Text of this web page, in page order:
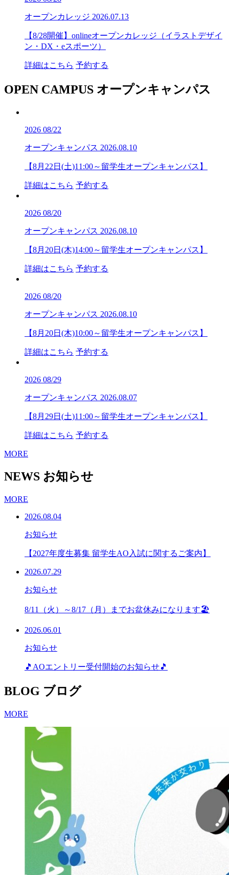
オープンカレッジ 2026.07.13
【8/28開催】onlineオープンカレッジ（イラストデザイ
ン・DX・eスポーツ）
詳細はこちら 予約する
OPEN CAMPUS オープンキャンパス
2026 08/22
オープンキャンパス 2026.08.10
【8月22日(土)11:00～留学生オープンキャンパス】
詳細はこちら 予約する
2026 08/20
オープンキャンパス 2026.08.10
【8月20日(木)14:00～留学生オープンキャンパス】
詳細はこちら 予約する
2026 08/20
オープンキャンパス 2026.08.10
【8月20日(木)10:00～留学生オープンキャンパス】
詳細はこちら 予約する
2026 08/29
オープンキャンパス 2026.08.07
【8月29日(土)11:00～留学生オープンキャンパス】
詳細はこちら 予約する
MORE
NEWS お知らせ
MORE
2026.08.04
お知らせ
【2027年度生募集 留学生AO入試に関するご案内】
2026.07.29
お知らせ
8/11（火）～8/17（月）までお盆休みになります🏖
2026.06.01
お知らせ
🎵AOエントリー受付開始のお知らせ🎵
BLOG ブログ
MORE